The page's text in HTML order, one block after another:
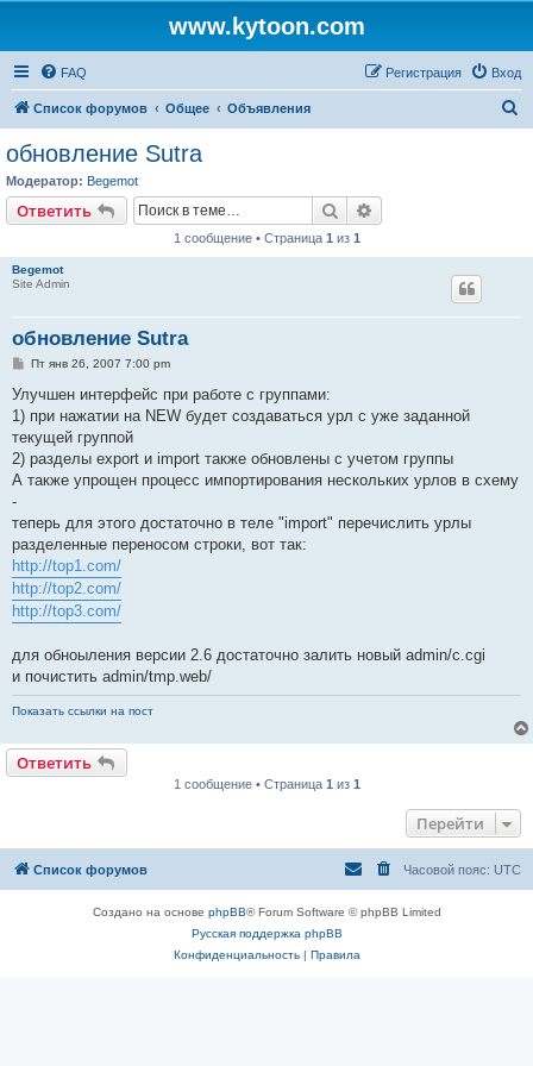
www.kytoon.com
FAQ Вход
Регистрация
Список форумов Общее Объявления
обновление Sutra
Модератор: Begemot
Ответить Поиск
1 сообщение • Страница 1 из 1
Begemot
Site Admin
обновление Sutra
С
о
б
щ
е
и
е
Пт янв 26, 2007 7:00 pm
Улучшен интерфейс при работе с группами:
1) при нажатии на NEW будет создаваться урл с уже заданной
текущей группой
2) разделы export и import также обновлены с учетом группы
А также упрощен процесс импортирования нескольких урлов в схему
-
теперь для этого достаточно в теле "import" перечислить урлы
разделенные переносом строки, вот так:
http://top1.com/
http://top2.com/
http://top3.com/
для обноыления версии 2.6 достаточно залить новый admin/c.cgi
и почистить admin/tmp.web/
Показать ссылки на пост
Ответить
1 сообщение • Страница 1 из 1
Перейти
Список форумов Часовой пояс: UTC
Создано на основе phpBB® Forum Software © phpBB Limited
Русская поддержка phpBB
Конфиденциальность| Правила